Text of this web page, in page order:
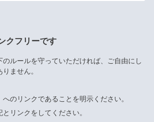
クフリーです
のルールを守っていただければ、ご自由にし
ません。
のリンクであることを明示ください。
リンクをしてください。